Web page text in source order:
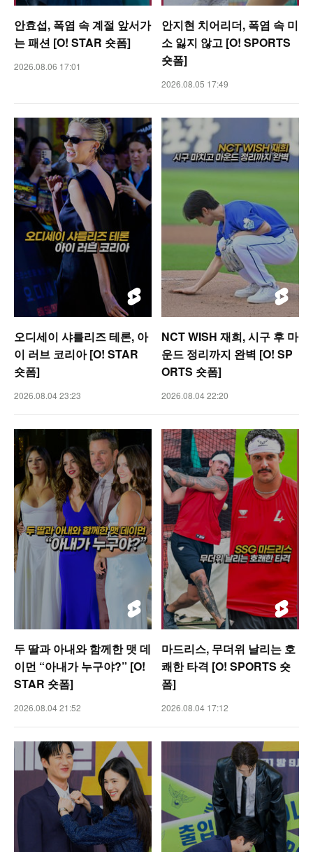
안효섭, 폭염 속 계절 앞서가
는 패션 [O! STAR 숏폼]
2026.08.06 17:01
안지현 치어리더, 폭염 속 미
소 잃지 않고 [O! SPORTS
숏폼]
2026.08.05 17:49
오디세이 샤를리즈 테론, 아
이 러브 코리아 [O! STAR
숏폼]
2026.08.04 23:23
NCT WISH 재희, 시구 후 마
운드 정리까지 완벽 [O! SP
ORTS 숏폼]
2026.08.04 22:20
두 딸과 아내와 함께한 맷 데
이먼 “아내가 누구야?” [O!
STAR 숏폼]
2026.08.04 21:52
마드리스, 무더위 날리는 호
쾌한 타격 [O! SPORTS 숏
폼]
2026.08.04 17:12